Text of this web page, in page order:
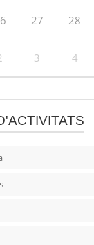
27 28
3 4